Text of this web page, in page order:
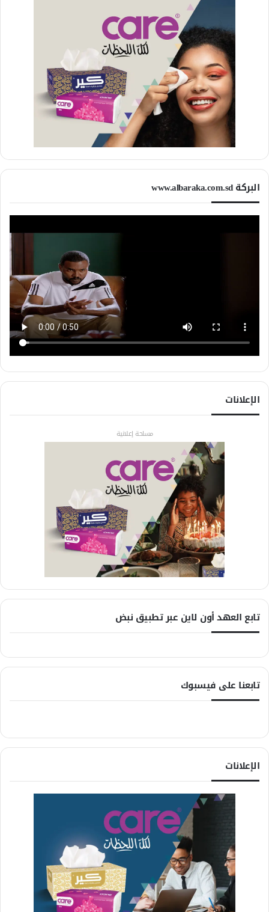
البركة www.albaraka.com.sd
الإعلانات
مساحة إعلانية
تابع العهد أون لاين عبر تطبيق نبض
تابعنا على فيسبوك
الإعلانات